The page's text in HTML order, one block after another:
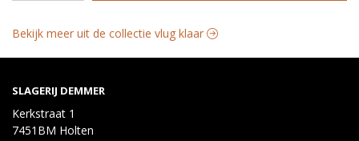
Bekijk meer uit de collectie vlug klaar
SLAGERIJ DEMMER
Kerkstraat 1
7451BM Holten